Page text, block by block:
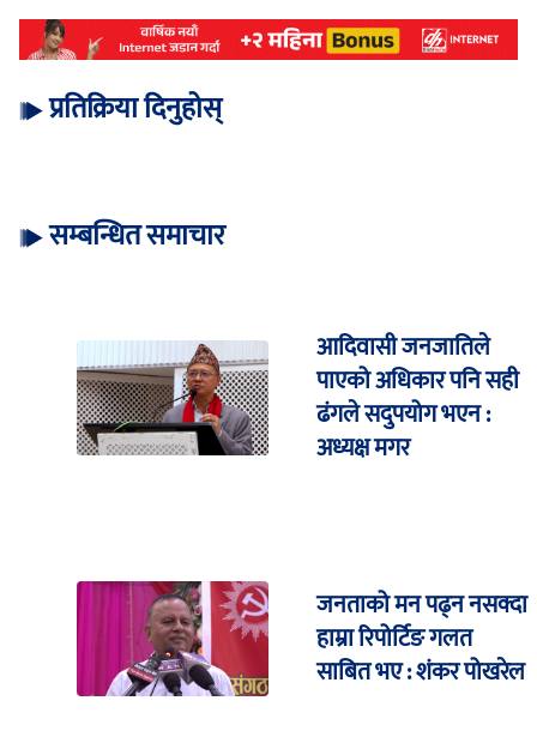
प्रतिक्रिया दिनुहोस्
सम्बन्धित समाचार
आदिवासी जनजातिले
पाएको अधिकार पनि सही
ढंगले सदुपयोग भएन :
अध्यक्ष मगर
जनताको मन पढ्न नसक्दा
हाम्रा रिपोर्टिङ गलत
साबित भए : शंकर पोखरेल